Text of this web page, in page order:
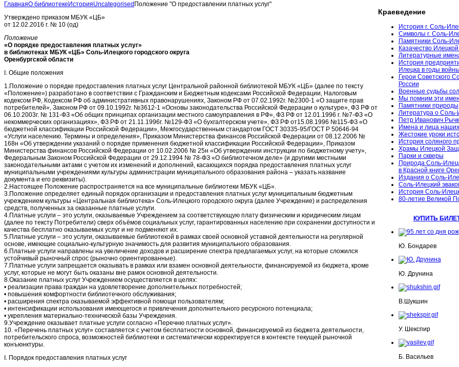
ГлавнаяО библиотеке ИсторияUncategorised Положение "О предоставлении платных услуг"
Утверждено приказом МБУК «ЦБ»
от 12.02.2016 г. № 10 (од)
Положение
«О порядке предоставления платных услуг»
в библиотеках МБУК «ЦБ» Соль-Илецкого городского округа
Оренбургской области
I. Общие положения
1.Положение о порядке предоставления платных услуг Центральной районной библиотекой МБУК «ЦБ» (далее по тексту
«Положение») разработано в соответствии с Гражданским и Бюджетным кодексами Российской Федерации, Налоговым
кодексом РФ, Кодексом РФ об административных правонарушениях, Законом РФ от 07.02.1992г. №2300-1 «О защите прав
потребителей», Законом РФ от 09.10.1992г. №3612-1 «Основы законодательства Российской Федерации о культуре», ФЗ РФ от
06.10.2003г. № 131-ФЗ «Об общих принципах организации местного самоуправления в РФ», ФЗ РФ от 12.01.1996 г. №7-ФЗ «О
некоммерческих организациях», ФЗ РФ от 21.11.1996г. №129-ФЗ «О бухгалтерском учете», ФЗ РФ от15.08.1996 №115-ФЗ «О
бюджетной классификации Российской Федерации», Межгосударственным стандартом ГОСТ 30335-95/ГОСТ Р 50646-94
«Услуги населению. Термины и определения», Приказом Министерства финансов Российской Федерации от 08.12.2006 №
168н «Об утверждении указаний о порядке применения бюджетной классификации Российской Федерации», Приказом
Министерства финансов Российской Федерации от 10.02.2006 № 25н «Об утверждении инструкции по бюджетному учету»,
Федеральным Законом Российской Федерации от 29.12.1994 № 78-ФЗ «О библиотечном деле» (и другими местными
законодательными актами с учетом их изменений и дополнений, касающихся порядка предоставления платных услуг
муниципальными учреждениями культуры администрации муниципального образования района – указать название
документа и его реквизиты).
2.Настоящее Положение распространяется на все муниципальные библиотеки МБУК «ЦБ».
3.Положение определяет единый порядок организации и предоставления платных услуг муниципальным бюджетным
учреждением культуры «Центральная библиотека» Соль-Илецкого городского округа (далее Учреждение) и распределения
средств, полученных за оказанные платные услуги.
4.Платные услуги – это услуги, оказываемые Учреждением за соответствующую плату физическим и юридическим лицам
(далее по тексту Потребители) сверх объёмов социальных услуг, гарантированных населению при сохранении доступности и
качества бесплатно оказываемых услуг и не подменяют их.
5.Платные услуги – это услуги, оказываемые библиотекой в рамках своей основной уставной деятельности на регулярной
основе, имеющие социально-культурную значимость для развития муниципального образования.
6.Платные услуги направлены на увеличение доходов и расширение спектра предлагаемых услуг, на которые сложился
устойчивый рыночный спрос (рыночно ориентированные).
7.Платные услуги запрещается оказывать в рамках или взамен основной деятельности, финансируемой из бюджета, кроме
услуг, которые не могут быть оказаны вне рамок основной деятельности.
8.Оказание платных услуг Учреждением осуществляется в целях:
• реализации права граждан на удовлетворение дополнительных потребностей;
• повышения комфортности библиотечного обслуживания;
• расширения спектра оказываемой эффективной помощи пользователям;
• интенсификации использования имеющегося и привлечения дополнительного ресурсного потенциала;
• укрепления материально-технической базы Учреждения.
9.Учреждение оказывает платные услуги согласно «Перечню платных услуг».
10. «Перечень платных услуг» составляется с учетом бесплатности основной, финансируемой из бюджета деятельности,
потребительского спроса, возможностей библиотеки и систематически корректируется в контексте текущей рыночной
конъюнктуры.
I. Порядок предоставления платных услуг
Краеведение
История г. Соль-
Символы г. Соль-
Памятники Соль-
Казачество
Литературные
История
Илецка в годы войны
Герои Советского
России
Военные судьбы
Мы помним эти
Памятники природы
Литература о Соль-
Петр Иванович
Имена и лица
Жестокие уроки
История соляного
Храмы Илецкой
Парки и скверы
Природа Соль-
в Красной книге
Издания о Соль-
Соль-Илецкий
История Соль-
80-летие Великой
КУПИТЬ
Ю. Бондарев
Ю. Друнина
В.Шукшин
У. Шекспир
Б. Васильев